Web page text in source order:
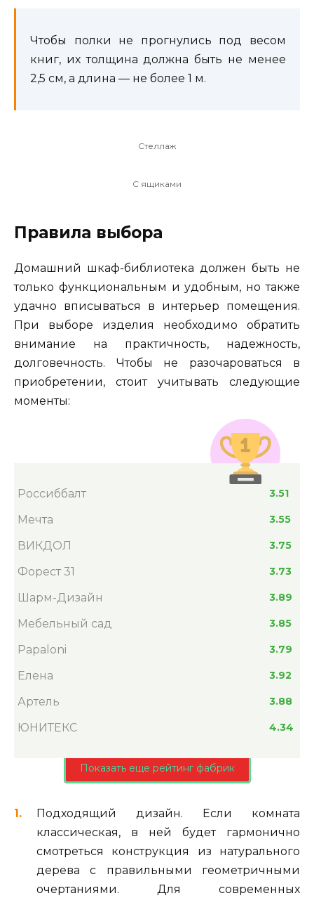
Чтобы полки не прогнулись под весом
книг, их толщина должна быть не менее
2,5 см, а длина — не более 1 м.
Стеллаж
С ящиками
Правила выбора
Домашний шкаф-библиотека должен быть не
только функциональным и удобным, но также
удачно вписываться в интерьер помещения.
При выборе изделия необходимо обратить
внимание на практичность, надежность,
долговечность. Чтобы не разочароваться в
приобретении, стоит учитывать следующие
моменты:
Россиббалт 3.51
Мечта 3.55
ВИКДОЛ 3.75
Форест 31 3.73
Шарм-Дизайн 3.89
Мебельный сад 3.85
Papaloni 3.79
Елена 3.92
Артель 3.88
ЮНИТЕКС 4.34
Показать еще рейтинг фабрик
Подходящий дизайн. Если комната
классическая, в ней будет гармонично
смотреться конструкция из натурального
дерева с правильными геометричными
очертаниями. Для современных